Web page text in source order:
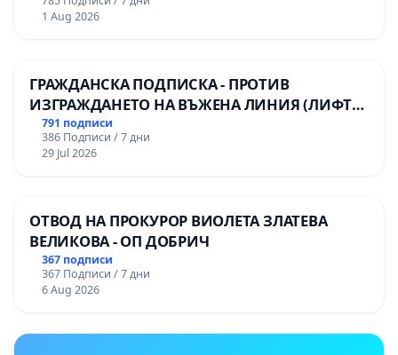
1 Aug 2026
ГРАЖДАНСКА ПОДПИСКА - ПРОТИВ
ИЗГРАЖДАНЕТО НА ВЪЖЕНА ЛИНИЯ (ЛИФТ)
НА ТЕРИТОРИЯТА НА ПРИРОДНА
ЗАБЕЛЕЖИТЕЛНОСТ „ХЪЛМ НА
ОСВОБОДИТЕЛИТЕ“ (БУНАРДЖИК)
791 подписи
386 Подписи / 7 дни
29 Jul 2026
ОТВОД НА ПРОКУРОР ВИОЛЕТА ЗЛАТЕВА
ВЕЛИКОВА - ОП ДОБРИЧ
367 подписи
367 Подписи / 7 дни
6 Aug 2026